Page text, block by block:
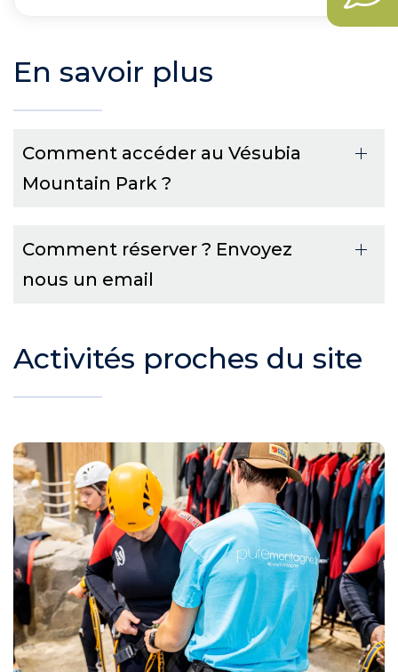
En savoir plus
Comment accéder au Vésubia
Mountain Park ?
Comment réserver ? Envoyez
nous un email
Activités proches du site